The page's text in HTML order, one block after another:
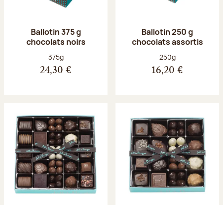
Ballotin 375 g
chocolats noirs
Poids net :
375g
24,30 €
Ballotin 250 g
chocolats assortis
Poids net :
250g
16,20 €